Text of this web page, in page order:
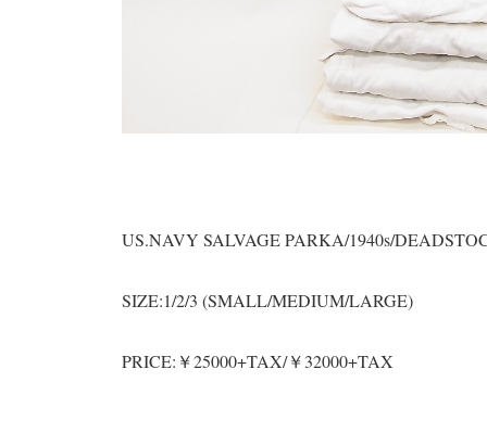
US.NAVY SALVAGE PARKA/1940s/
SIZE:1/2/3 (SMALL/MEDIUM/LARGE)
PRICE:￥25000+TAX/￥32000+TAX